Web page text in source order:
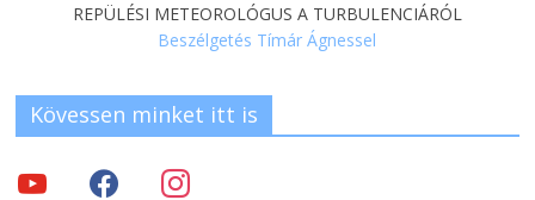
REPÜLÉSI METEOROLÓGUS A TURBULENCIÁRÓL
Beszélgetés Tímár Ágnessel
Kövessen minket itt is